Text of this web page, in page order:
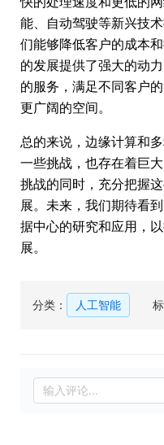
能、自动驾驶等新兴技
们能够降低客户的成本
的发展提供了强大的动
的服务，满足不同客户
更广阔的空间。
总的来说，边缘计算和
一些挑战，也存在着巨
挑战的同时，充分把握
展。未来，我们期待看
据中心的研究和应用，
展。
分类： 人工智能